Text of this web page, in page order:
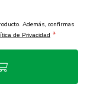
Además, confirmas
de Privacidad *